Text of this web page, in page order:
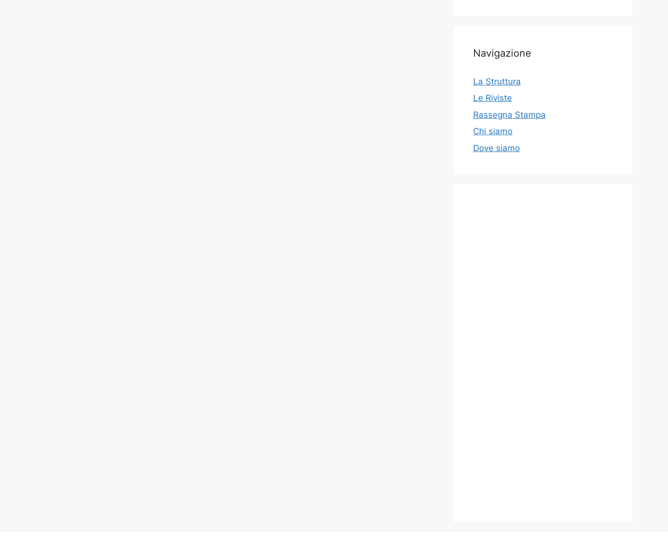
Navigazione
La Struttura
Le Riviste
Rassegna Stampa
Chi siamo
Dove siamo